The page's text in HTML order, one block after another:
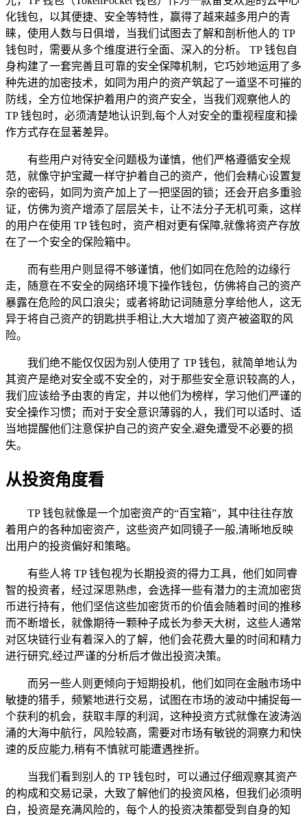
化钱包，以其便捷、安全等特性，赢得了越来越多用户的青
睐，使用人数与日俱增，当我们试图去了解和剖析他人的 TP
钱包时，需要从多个维度进行全面、深入的分析。 TP 钱包自
身构建了一套完善且可靠的安全保障机制，它巧妙地运用了多
种先进的加密技术，如同为用户的资产筑起了一道坚不可摧的
防线，全方位地保护着用户的资产安全，当我们观察他人的
TP 钱包时，必须清楚地认识到,每个人对安全的重视程度和操
作方式存在显著差异。
有些用户对待安全问题极为谨慎，他们严格遵循安全规
范，就像守护宝藏一样守护着自己的资产，他们会精心设置复
杂的密码，如同为资产加上了一把坚固的锁；还会开启多重验
证，仿佛为资产增添了层层关卡，让不法分子无机可乘，这样
的用户在使用 TP 钱包时，资产相对更有保障,就像将资产存放
在了一个安全的保险箱中。
而有些用户则显得不够谨慎，他们如同在危险的边缘行
走，随意在不安全的网络环境下操作钱包，仿佛将自己的资产
暴露在危险的风口浪尖；或者将助记词随意分享给他人，这无
异于将自己资产的钥匙拱手相让,大大增加了资产被盗取的风
险。
我们绝不能仅仅因为别人使用了 TP 钱包，就简单地认为
其资产是绝对安全或不安全的，对于那些安全意识较高的人，
我们应该给予由衷的肯定，并以他们为榜样，学习他们严谨的
安全操作习惯；而对于安全意识薄弱的人，我们可以适时、适
当地提醒他们注意保护自己的资产安全,避免遭受不必要的损
失。
从投资角度看
TP 钱包就像是一个加密资产的“百宝箱”，其中往往存放
着用户的各种加密资产，这些资产如同镜子一般,清晰地反映
出用户的投资偏好和策略。
有些人将 TP 钱包视为长期投资的得力工具，他们如同睿
智的投资者，经过深思熟虑，会选择一些有潜力的主流加密货
币进行持有，他们坚信这些加密货币的价值会随着时间的推移
而不断增长，就像期待一颗种子成长为参天大树，这些人通常
对区块链行业有着深入的了解，他们会花费大量的时间和精力
进行研究,经过严谨的分析后才做出投资决策。
而另一些人则更倾向于短期投机，他们如同在金融市场中
敏捷的猎手，频繁地进行交易，试图在市场的波动中捕捉每一
个获利的机会，获取丰厚的利润，这种投资方式就像在波涛汹
涌的大海中航行，风险较高，需要对市场有敏锐的洞察力和快
速的反应能力,稍有不慎就可能遭遇挫折。
当我们看到别人的 TP 钱包时，可以通过仔细观察其资产
的构成和交易记录，大致了解他们的投资风格，但我们必须明
白，投资是充满风险的，每个人的投资决策都受到自身的知